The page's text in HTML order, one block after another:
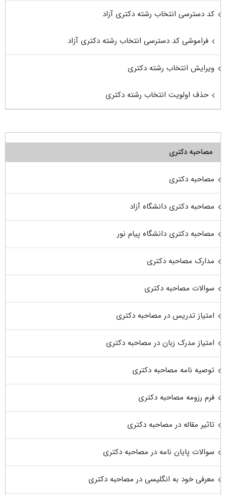
کد دسترسی انتخاب رشته دکتری آزاد
فراموشی کد دسترسی انتخاب رشته دکتری آزاد
ویرایش انتخاب رشته دکتری
حذف اولویت انتخاب رشته دکتری
مصاحبه دکتری
مصاحبه دکتری
مصاحبه دکتری دانشگاه آزاد
مصاحبه دکتری دانشگاه پیام نور
مدارک مصاحبه دکتری
سوالات مصاحبه دکتری
امتیاز تدریس در مصاحبه دکتری
امتیاز مدرک زبان در مصاحبه دکتری
توصیه نامه مصاحبه دکتری
فرم رزومه مصاحبه دکتری
تاثیر مقاله در مصاحبه دکتری
سوالات پایان نامه در مصاحبه دکتری
معرفی خود به انگلیسی در مصاحبه دکتری